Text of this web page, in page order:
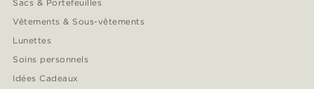
Sacs & Portefeuilles
Vêtements & Sous-vêtements
Lunettes
Soins personnels
Idées Cadeaux